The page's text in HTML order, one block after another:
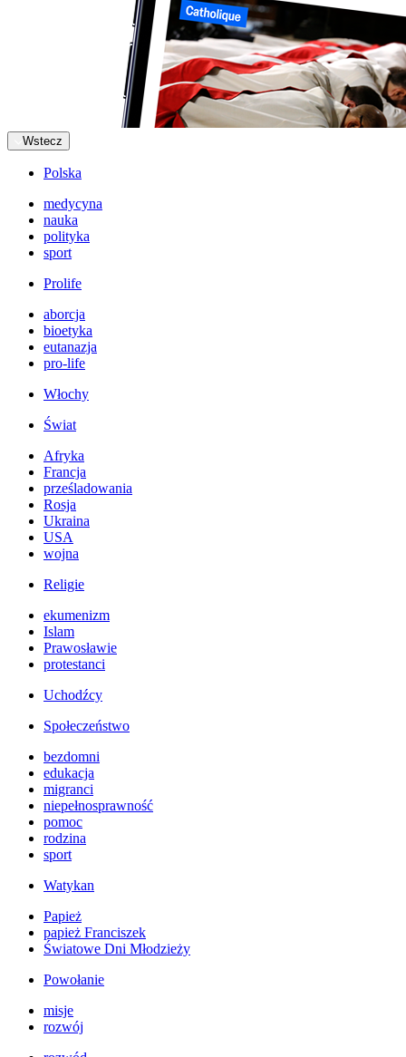
Wstecz
Polska
medycyna
nauka
polityka
sport
Prolife
aborcja
bioetyka
eutanazja
pro-life
Włochy
Świat
Afryka
Francja
prześladowania
Rosja
Ukraina
USA
wojna
Religie
ekumenizm
Islam
Prawosławie
protestanci
Uchodźcy
Społeczeństwo
bezdomni
edukacja
migranci
niepełnosprawność
pomoc
rodzina
sport
Watykan
Papież
papież Franciszek
Światowe Dni Młodzieży
Powołanie
misje
rozwój